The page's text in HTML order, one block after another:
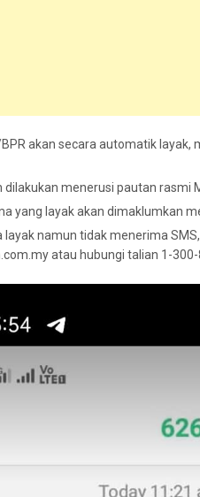
akan secara automatik
dilakukan menerusi pautan rasmi
yang layak akan dimaklumkan
layak namun tidak menerima
atau hubungi talian 1-